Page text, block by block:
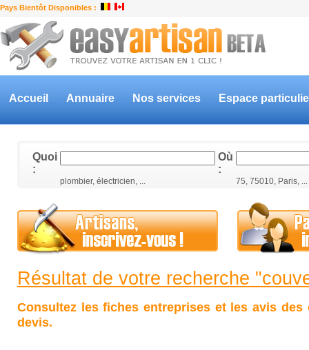
Pays Bientôt Disponibles :
Accueil Annuaire Nos services Espace
Quoi
:
Où
:
plombier, électricien, ... 75, 75010, Paris, ...
Résultat de votre recherche
Consultez les fiches entreprises et les avis des
devis.